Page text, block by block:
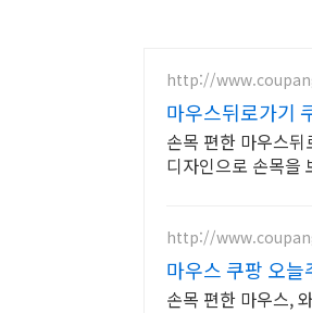
http://
마우스뒤로가기
손목 편한 마우스
디자인으로 손목을
http://
마우스 쿠팡 오
손목 편한 마우스,